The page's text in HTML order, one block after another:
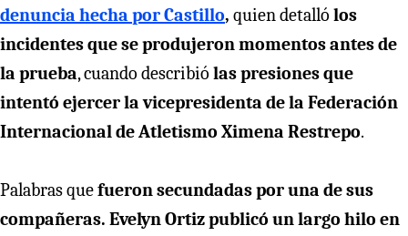
denuncia hecha por Castillo, quien detalló los
incidentes que se produjeron momentos antes de
la prueba, cuando describió las presiones que
intentó ejercer la vicepresidenta de la Federación
Internacional de Atletismo Ximena Restrepo.
Palabras quefueron secundadas por una de sus
compañeras. Evelyn Ortiz publicó un largo hilo en